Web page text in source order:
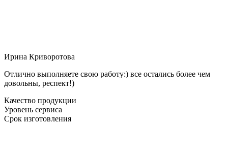
Ирина Криворотова
Отлично выполняете свою работу:) все остались более чем
довольны, респект!)
Качество продукции
Уровень сервиса
Срок изготовления